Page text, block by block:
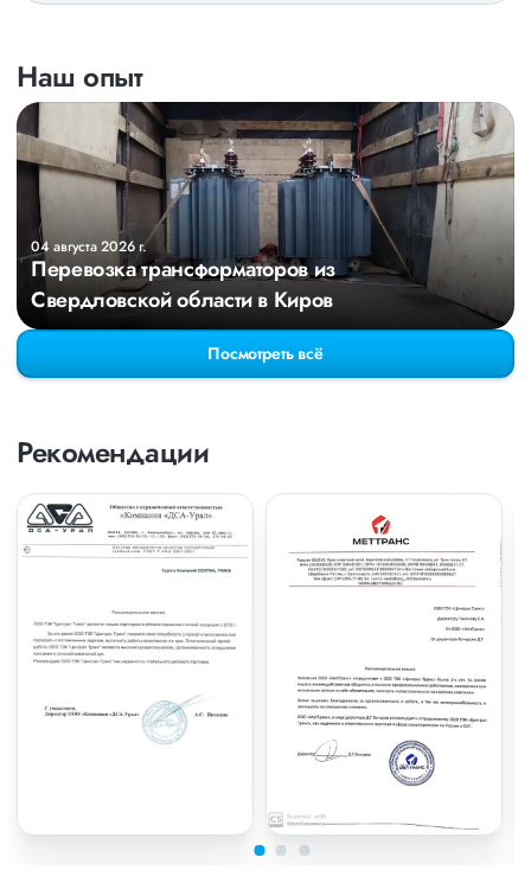
Наш опыт
04 августа 2026 г.
Перевозка трансформаторов из
Свердловской области в Киров
Посмотреть всё
Рекомендации